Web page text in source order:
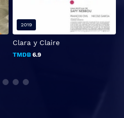
Clara y Claire
TMDB 6.9
2019